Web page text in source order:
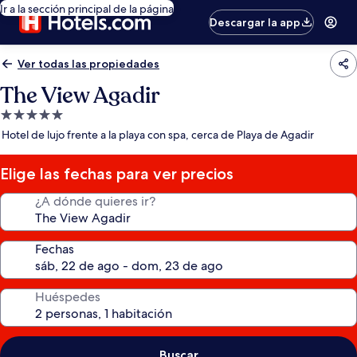
Ir a la sección principal de la página
Descargar la app
Ver todas las propiedades
The View Agadir
Propiedad
de
estrellas
Hotel de lujo frente a la playa con spa, cerca de Playa de Agadir
Elige las fechas para ver precios
¿A dónde quieres ir?
Fechas
Huéspedes